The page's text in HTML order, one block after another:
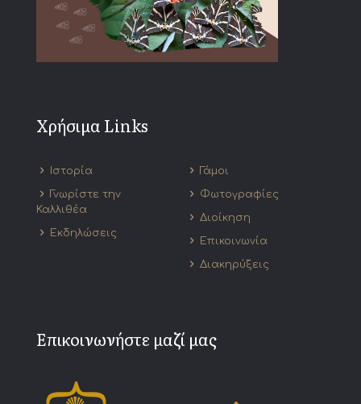
Χρήσιμα Links
Ιστορία
Γνωρίστε την
Καλλιθέα
Εκδηλώσεις
Γάμοι
Φωτογραφίες
Διοίκηση
Επικοινωνία
Διακηρύξεις
Επικοινωνήστε μαζί μας